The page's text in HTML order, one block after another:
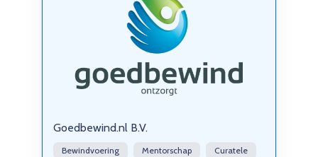
Goedbewind.nl B.V.
Bewindvoering Mentorschap Curatele